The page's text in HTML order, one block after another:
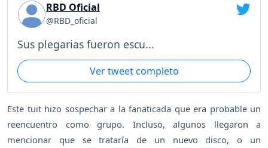
RBD Oficial
@RBD_oficial
Sus plegarias fueron escu...
Ver tweet completo
Este tuit hizo sospechar a la fanaticada que era probable un
reencuentro como grupo. Incluso, algunos llegaron a
mencionar que se trataría de un nuevo disco, o un